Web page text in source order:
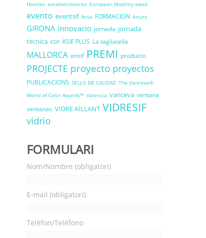
Hoteles establecimiento European Mobility week
evento eventsif feria FORMACION futuro
GIRONA innovacio jornada jornada
tecnica KSIF KSIF PLUS La tagliatella
MALLORCA onsif PREMI producto
PROJECTE proyecto proyectos
PUBLICACIONS SELLO DE CALIDAD The Vanceva®
World of Color Awards™ Valencia vanceva ventana
ventanas VIDRE AÏLLANT VIDRESIF
vidrio
FORMULARI
Nom/Nombre (obligatori)
E-mail (obligatori)
Telèfon/Teléfono